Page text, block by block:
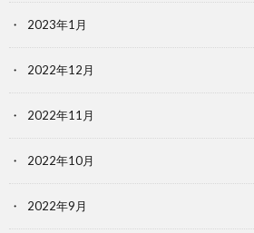
2023年1月
2022年12月
2022年11月
2022年10月
2022年9月